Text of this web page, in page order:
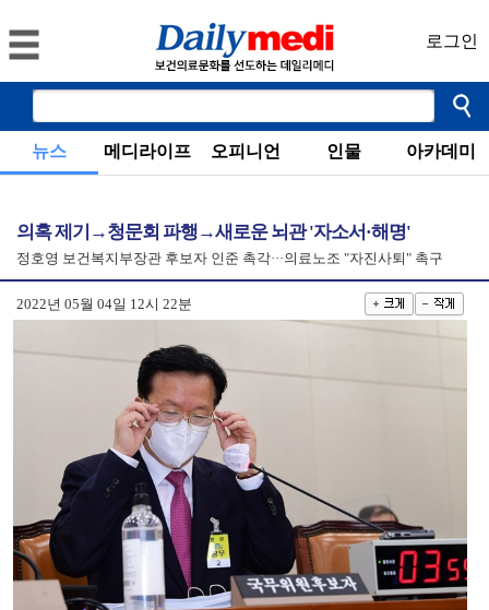
로그인
뉴스 메디라이프 오피니언 인물 아카데미
의혹 제기→청문회 파행→새로운 뇌관 '자소서·해명'
정호영 보건복지부장관 후보자 인준 촉각···의료노조 "자진사퇴" 촉구
2022년 05월 04일 12시 22분